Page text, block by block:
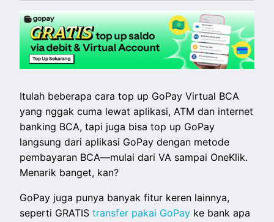
Itulah beberapa cara top up GoPay Virtual BCA
yang nggak cuma lewat aplikasi, ATM dan internet
banking BCA, tapi juga bisa top up GoPay
langsung dari aplikasi GoPay dengan metode
pembayaran BCA—mulai dari VA sampai OneKlik.
Menarik banget, kan?
GoPay juga punya banyak fitur keren lainnya,
seperti GRATIStransfer pakai GoPay ke bank apa